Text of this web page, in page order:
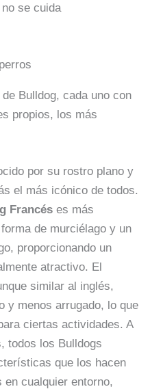
se cuida
Bulldog, cada uno con
propios, los más
por su rostro plano y
el más icónico de todos.
Francés es más
de murciélago y un
proporcionando un
atractivo. El
similar al inglés,
y menos arrugado, lo que
ciertas actividades. A
todos los Bulldogs
que los hacen
cualquier entorno,